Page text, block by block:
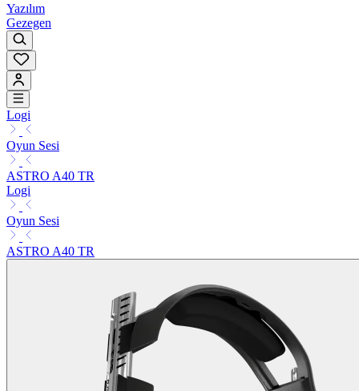
Yazılım
Gezegen
Logi
Oyun Sesi
ASTRO A40 TR
Logi
Oyun Sesi
ASTRO A40 TR